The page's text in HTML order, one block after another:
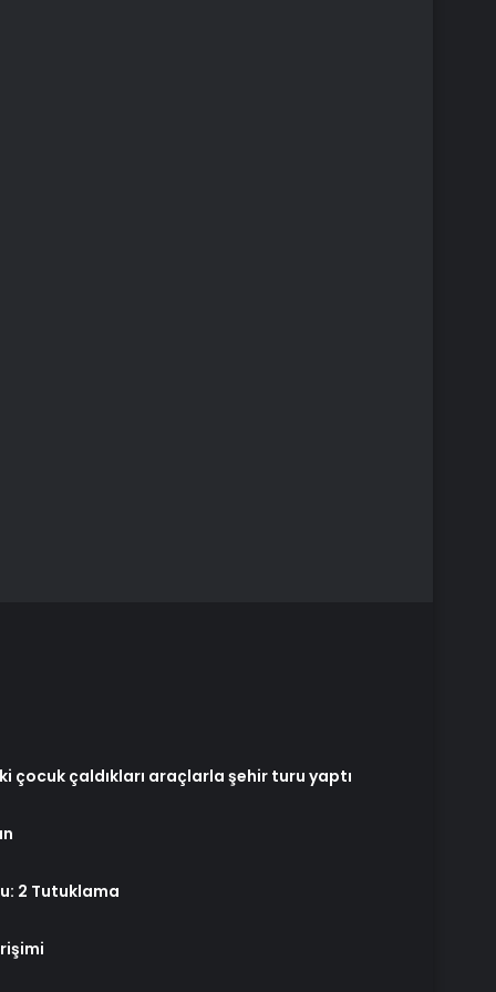
çocuk çaldıkları araçlarla şehir turu yaptı
2 Tutuklama